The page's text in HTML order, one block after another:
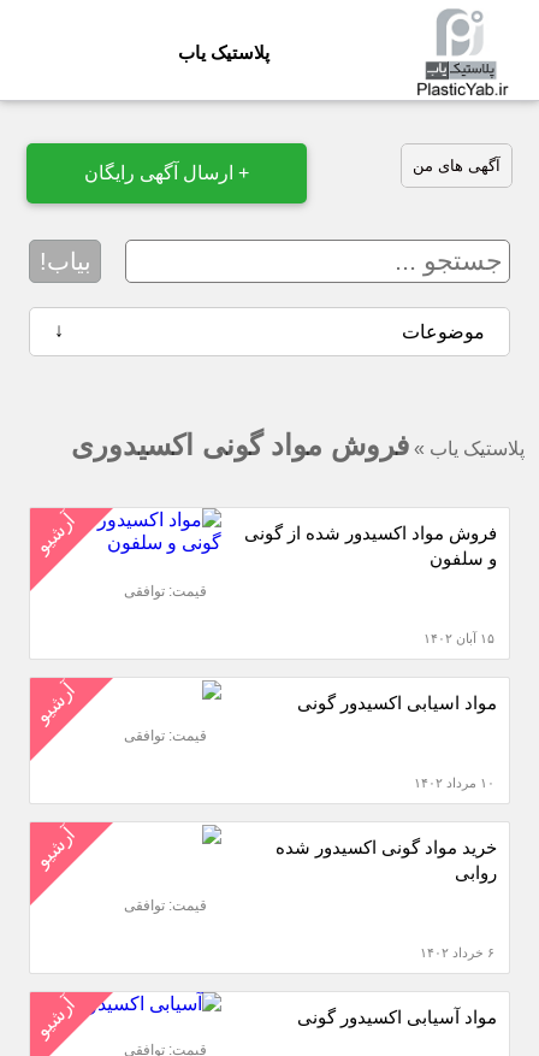
پلاستیک یاب
آگهی های من + ارسال آگهی رایگان
بیاب!
↓ موضوعات
پلاستیک یاب » فروش مواد گونی اکسیدوری
آرشیو
فروش مواد اکسیدور شده از گونی
و سلفون
۱۵ آبان ۱۴۰۲
قیمت: توافقی
آرشیو مواد اسیابی اکسیدور گونی
۱۰ مرداد ۱۴۰۲
قیمت: توافقی
آرشیو
خرید مواد گونی اکسیدور شده
روابی
۶ خرداد ۱۴۰۲
قیمت: توافقی
آرشیو مواد آسیابی اکسیدور گونی
قیمت: توافقی